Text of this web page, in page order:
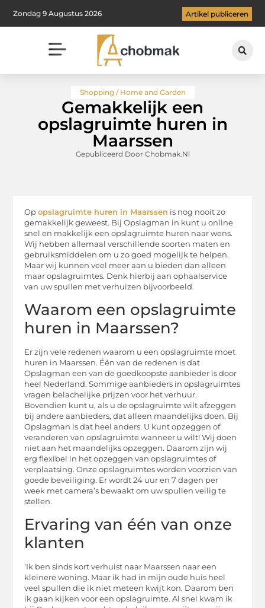
Zondag 9 Augustus 2026 Artikel publiceren
Shopping / Home and Garden
Gemakkelijk een
opslagruimte huren in
Maarssen
Gepubliceerd Door Chobmak.nl
Opopslagruimte huren in Maarssen is nog nooit zo
gemakkelijk geweest. Bij Opslagman in kunt u online
snel en makkelijk een opslagruimte huren naar wens.
Wij hebben allemaal verschillende soorten maten en
gebruiksmiddelen om u zo goed mogelijk te helpen.
Maar wij kunnen veel meer aan u bieden dan alleen
maar opslagruimtes. Denk hierbij aan ophaalservice
van uw spullen met verhuizen bijvoorbeeld.
Waarom een opslagruimte
huren in Maarssen?
Er zijn vele redenen waarom u een opslagruimte moet
huren in Maarssen. Één van de redenen is dat
Opslagman een van de goedkoopste aanbieder is door
heel Nederland. Sommige aanbieders in opslagruimtes
vragen belachelijke prijzen voor het verhuur.
Bovendien kunt u, als u de opslagruimte wilt afzeggen
bij andere aanbieders, dat alleen maandelijks doen. Bij
Opslagman is dat heel anders. U kunt opzeggen of
veranderen van opslagruimte wanneer u wilt! Wij doen
niet aan het maandelijks opzeggen. Daarom zijn wij
erg flexibel in het opzeggen van opslagruimtes of
verplaatsing. Onze opslagruimtes worden voorzien van
goede beveiliging. Er wordt 24 uur en 7 dagen per
week met camera’s bewaakt om uw spullen veilig te
stellen.
Ervaring van één van onze
klanten
‘Ik ben sinds kort verhuist naar Maarssen naar een
kleinere woning. Maar ik had in mijn oude huis heel
veel spullen die ik niet meteen kwijt kon. Daarom ben
ik gaan kijken voor een opslagruimte. Al snel kwam ik